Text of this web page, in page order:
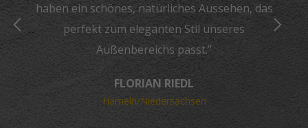
haben ein schönes, natürliches Aussehen, das
perfekt zum eleganten Stil unseres
Außenbereichs passt.”
FLORIAN RIEDL
Hameln/Niedersachsen